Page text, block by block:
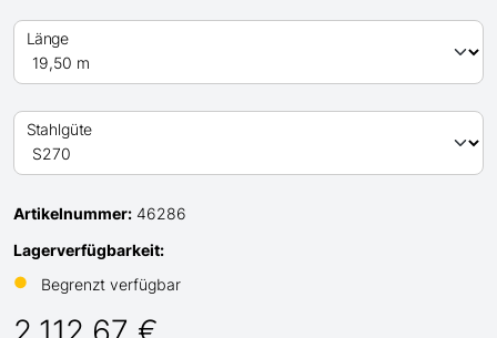
Länge
Stahlgüte
Artikelnummer: 46286
Lagerverfügbarkeit:
●
Begrenzt verfügbar